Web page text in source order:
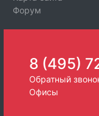
Форум
8 (495)
Обратный
Офисы